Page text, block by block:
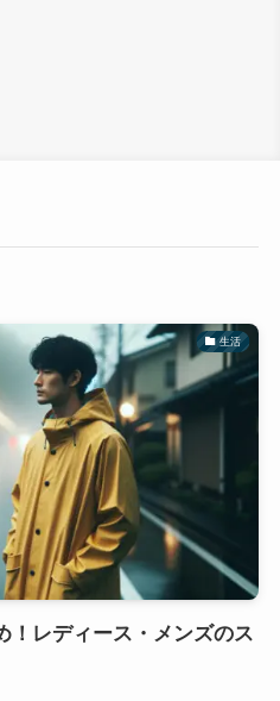
生活
！レディース・メンズのス